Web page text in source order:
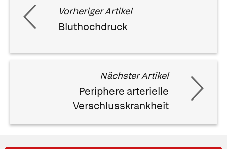
Vorheriger Artikel
Bluthochdruck
Nächster Artikel
Periphere arterielle
Verschlusskrankheit